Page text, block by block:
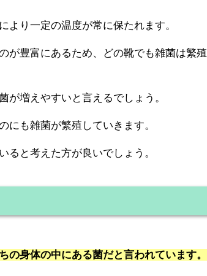
より一定の温度が常に保たれます。
が豊富にあるため、どの靴でも雑菌は繁殖
が増えやすいと言えるでしょう。
にも雑菌が繁殖していきます。
ると考えた方が良いでしょう。
身体の中にある菌だと言われています。